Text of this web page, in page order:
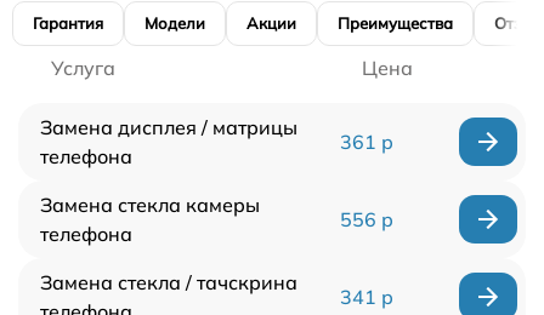
Гарантия Модели Акции Преимущества
Услуга Цена
Замена дисплея / матрицы
телефона
361 р
Замена стекла камеры
телефона
556 р
Замена стекла / тачскрина
341 р